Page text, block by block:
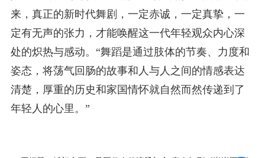
来，真正的新时代舞剧，一定赤诚，一定真挚，一
定有无声的张力，才能唤醒这一代年轻观众内心深
处的炽热与感动。“舞蹈是通过肢体的节奏、力度和
姿态，将荡气回肠的故事和人与人之间的情感表达
清楚，厚重的历史和家国情怀就自然而然传递到了
年轻人的心里。”